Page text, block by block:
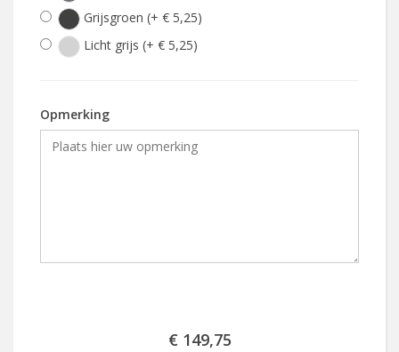
Grijsgroen (+ € 5,25)
Licht grijs (+ € 5,25)
Opmerking
€ 149,75